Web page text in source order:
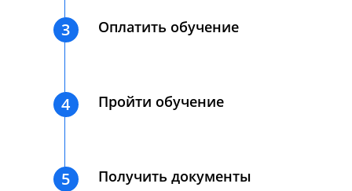
3 Оплатить обучение
4 Пройти обучение
5 Получить документы